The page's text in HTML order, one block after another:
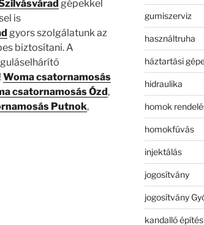
gépekkel
is
gyors szolgálatunk az
biztosítani. A
Woma csatornamosás
csatornamosásÓzd,
Putnok,
gumiszerviz
használtruha
háztartási
hidraulika
homok
homokfúvás
injektálás
jogosítvány
jogosítvány
kandalló építés